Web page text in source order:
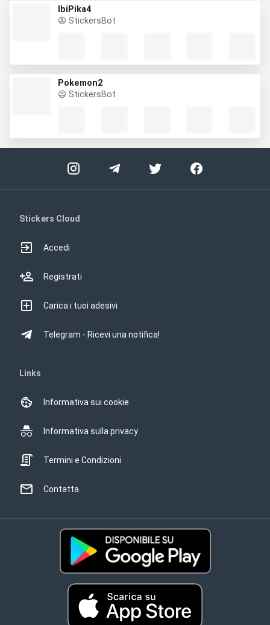
IbiPika4
StickersBot
Pokemon2
StickersBot
Stickers Cloud
Accedi
Registrati
Carica i tuoi adesivi
Telegram - Ricevi una notifica!
Links
Informativa sui cookie
Informativa sulla privacy
Termini e Condizioni
Contatta